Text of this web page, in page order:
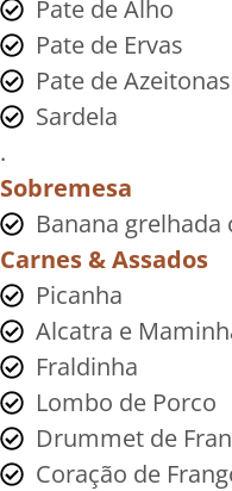
Pate de Alho
Pate de Ervas
Pate de Azeitonas
Sardela
.
Sobremesa
Banana
Carnes & Assados
Picanha
Alcatra e
Fraldinha
Lombo de Porco
Drummet de
Coração de